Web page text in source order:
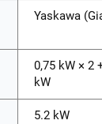
Yaskawa
0,75 kW × 2
kW
5.2 kW